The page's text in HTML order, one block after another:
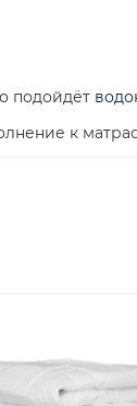
подойдёт
к